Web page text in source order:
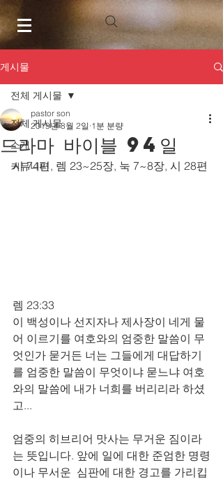
게시물
전체 게시물
소개
커뮤니티
전체 게시물
드라마 바이블 94일
pastor son
2019년 8월 2일 1분 분량
시 74편, 렘 23~25장, 눅 7~8장, 시 28편
렘 23:33
이 백성이나 선지자나 제사장이 네게 물
어 이르기를 여호와의 엄중한 말씀이 무
엇인가 묻거든 너는 그들에게 대답하기
를 엄중한 말씀이 무엇이냐 묻느냐 여호
와의 말씀에 내가 너희를 버리리라 하셨
고...
엄중의 히브리어 맛사는 무거운 짐이라
는 뜻입니다. 앞에 일에 대한 준엄한 명령
이나 무서운  심판에 대한 경고를 가리킵